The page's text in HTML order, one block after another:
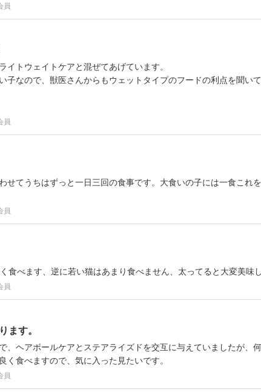
員
イトウェイトケアと混ぜてあげています。
子なので、獣医さんからもウェットタイプのフードの利点を聞い
員
せてうちはずっと一日三回の食事です。大食いの子には一食こ
員
食べます、逆に若い猫はあまり食べません、太ってると大変美
員
ます。
、ヘアボールケアとステアライズドを交互に与えていましたが
く食べますので、気に入った見たいです。
員